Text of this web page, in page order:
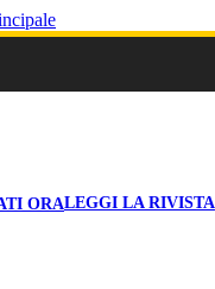
ORALEGGI LA RIVISTA